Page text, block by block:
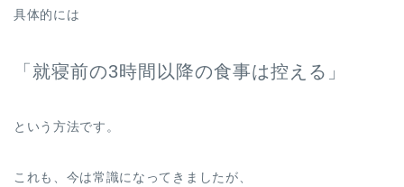
具体的には
「就寝前の3時間以降の食事は控える」
という方法です。
これも、今は常識になってきましたが、